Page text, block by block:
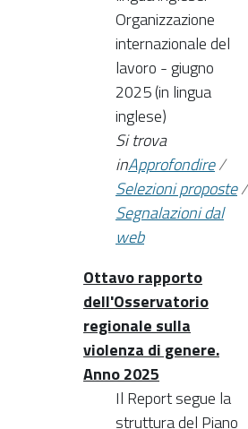
Organizzazione
internazionale del
lavoro - giugno
2025 (in lingua
inglese)
Si trova
inApprofondire/
Selezioni proposte/
Segnalazioni dal
web
Ottavo rapporto
dell'Osservatorio
regionale sulla
violenza di genere.
Anno 2025
Il Report segue la
struttura del Piano